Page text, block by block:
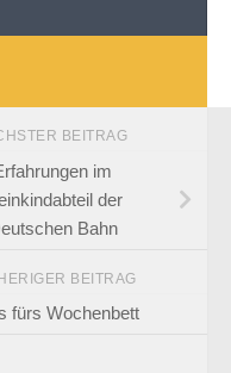
BEITRAG
im
der
Bahn
BEITRAG
fürs Wochenbett